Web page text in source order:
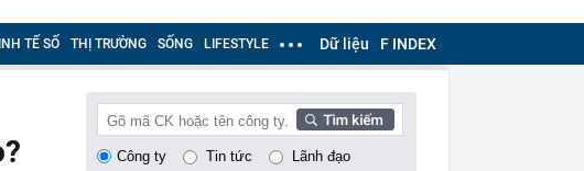
TẾ SỐ THỊ TRƯỜNG SỐNG LIFESTYLE Dữ liệu F INDEX
Công ty Tin tức Lãnh đạo